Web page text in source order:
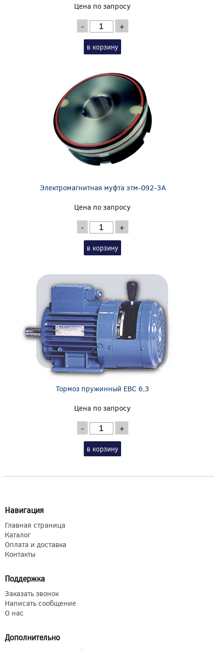
Цена по запросу
- +
в корзину
Электромагнитная муфта этм-092-3А
Цена по запросу
- +
в корзину
Тормоз пружинный EBC 6,3
Цена по запросу
- +
в корзину
Навигация
Главная страница
Каталог
Оплата и доставка
Контакты
Поддержка
Заказать звонок
Написать сообщение
О нас
Дополнительно